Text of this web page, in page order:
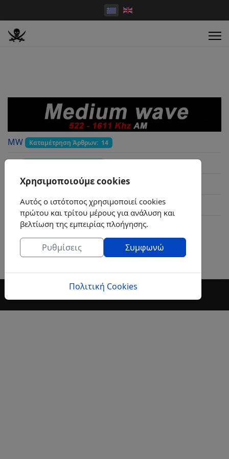
MW Καταμέτρηση Άρθρων: 14
FM
Ερτ-Ερα Καταμέτρηση Άρθρων: 1
WebRadio Καταμέτρηση Άρθρων: 6
FaLang translation system by Faboba
Χρησιμοποιούμε cookies
Αυτός ο ιστότοπος χρησιμοποιεί cookies
πρώτου και τρίτου μέρους για ανάλυση και
βελτίωση της εμπειρίας πλοήγησης.
Ρυθμίσεις Συμφωνώ
Πολιτική Cookies